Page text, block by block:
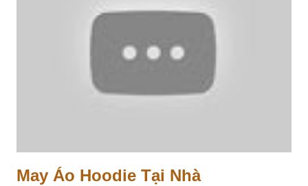
May Áo Hoodie Tại Nhà